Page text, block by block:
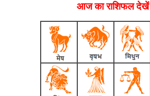
आज का राशिफल देखें